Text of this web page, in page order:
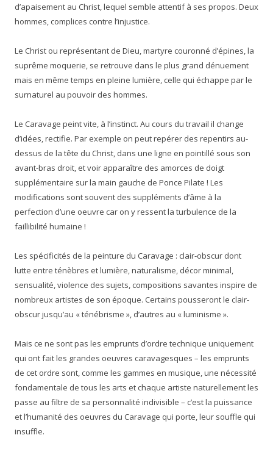
d’apaisement au Christ, lequel semble attentif à ses propos. Deux
hommes, complices contre l’injustice.
Le Christ ou représentant de Dieu, martyre couronné d’épines, la
suprême moquerie, se retrouve dans le plus grand dénuement
mais en même temps en pleine lumière, celle qui échappe par le
surnaturel au pouvoir des hommes.
Le Caravage peint vite, à l’instinct. Au cours du travail il change
d’idées, rectifie. Par exemple on peut repérer des repentirs au-
dessus de la tête du Christ, dans une ligne en pointillé sous son
avant-bras droit, et voir apparaître des amorces de doigt
supplémentaire sur la main gauche de Ponce Pilate ! Les
modifications sont souvent des suppléments d’âme à la
perfection d’une oeuvre car on y ressent la turbulence de la
faillibilité humaine !
Les spécificités de la peinture du Caravage : clair-obscur dont
lutte entre ténèbres et lumière, naturalisme, décor minimal,
sensualité, violence des sujets, compositions savantes inspire de
nombreux artistes de son époque. Certains pousseront le clair-
obscur jusqu’au « ténébrisme », d’autres au « luminisme ».
Mais ce ne sont pas les emprunts d’ordre technique uniquement
qui ont fait les grandes oeuvres caravagesques – les emprunts
de cet ordre sont, comme les gammes en musique, une nécessité
fondamentale de tous les arts et chaque artiste naturellement les
passe au filtre de sa personnalité indivisible – c’est la puissance
et l’humanité des oeuvres du Caravage qui porte, leur souffle qui
insuffle.